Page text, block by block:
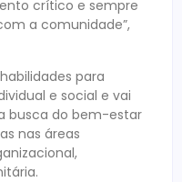
crítico e sempre
a comunidade”,
para
e social e vai
busca do bem-estar
nas áreas